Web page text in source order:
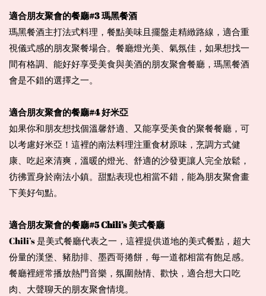
適合朋友聚會的餐廳#3 瑪黑餐酒
瑪黑餐酒主打法式料理，餐點美味且擺盤走精緻路線，適合重
視儀式感的朋友聚餐場合。餐廳燈光美、氣氛佳，如果想找一
間有格調、能好好享受美食與美酒的朋友聚會餐廳，瑪黑餐酒
會是不錯的選擇之一。
適合朋友聚會的餐廳#4 好米亞
如果你和朋友想找個溫馨舒適、又能享受美食的聚餐餐廳，可
以考慮好米亞！這裡的南法料理注重食材原味，烹調方式健
康、吃起來清爽，溫暖的燈光、舒適的沙發更讓人完全放鬆，
彷彿置身於南法小鎮。甜點表現也相當不錯，能為朋友聚會畫
下美好句點。
適合朋友聚會的餐廳#5 Chili’s 美式餐廳
Chili’s 是美式餐廳代表之一，這裡提供道地的美式餐點，超大
份量的漢堡、豬肋排、墨西哥捲餅，每一道都相當有飽足感。
餐廳裡經常播放熱門音樂，氛圍熱情、歡快，適合想大口吃
肉、大聲聊天的朋友聚會情境。